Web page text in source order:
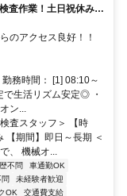
査作業！土日祝休み×
のアクセス良好！！
務時間： [1] 08:10～
で生活リズム安定◎ ・
ン...
査スタッフ＞ 【時
【期間】即日～長期 ＜
、 機械オ...
不問
車通勤OK
未経験者歓迎
OK 交通費支給